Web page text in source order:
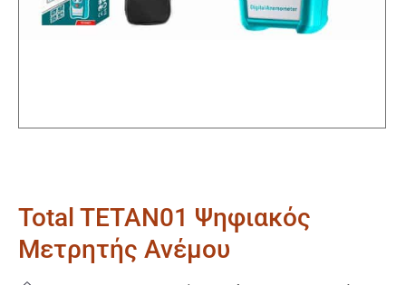
Total TETAN01 Ψηφιακός
Μετρητής Ανέμου